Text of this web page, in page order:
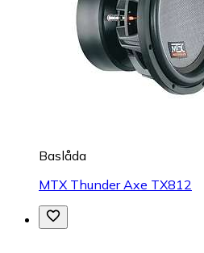
Baslåda
MTX Thunder Axe TX812